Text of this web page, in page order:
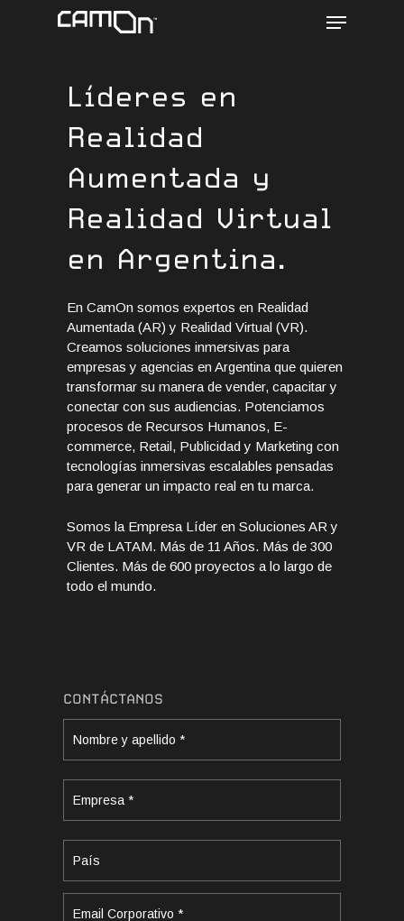
Menu
Líderes en
Realidad
Aumentada y
Realidad Virtual
en Argentina.
En CamOn somos expertos en Realidad
Aumentada (AR) y Realidad Virtual (VR).
Creamos soluciones inmersivas para
empresas y agencias en Argentina que quieren
transformar su manera de vender, capacitar y
conectar con sus audiencias. Potenciamos
procesos de Recursos Humanos, E-
commerce, Retail, Publicidad y Marketing con
tecnologías inmersivas escalables pensadas
para generar un impacto real en tu marca.
Somos la Empresa Líder en Soluciones AR y
VR de LATAM. Más de 11 Años. Más de 300
Clientes. Más de 600 proyectos a lo largo de
todo el mundo.
CONTÁCTANOS